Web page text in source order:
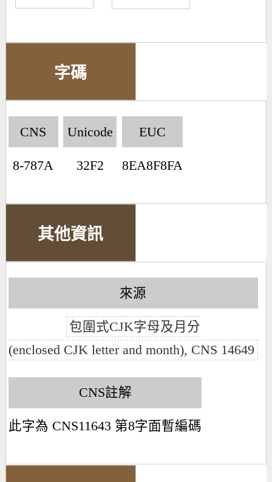
字碼
CNS
8-787A
Unicode
32F2
EUC
8EA8F8FA
其他資訊
來源
包圍式CJK字母及月分
(enclosed CJK letter and month), CNS 14649
CNS註解
此字為 CNS11643 第8字面暫編碼